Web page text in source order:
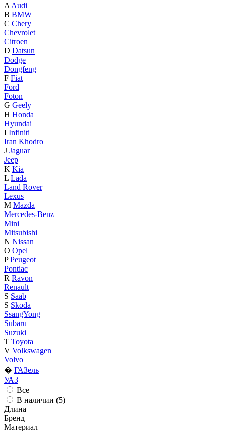
A Audi
B BMW
C Chery
Chevrolet
Citroen
D Datsun
Dodge
Dongfeng
F Fiat
Ford
Foton
G Geely
H Honda
Hyundai
I Infiniti
Iran Khodro
J Jaguar
Jeep
K Kia
L Lada
Land Rover
Lexus
M Mazda
Mercedes-Benz
Mini
Mitsubishi
N Nissan
O Opel
P Peugeot
Pontiac
R Ravon
Renault
S Saab
S Skoda
SsangYong
Subaru
Suzuki
T Toyota
V Volkswagen
Volvo
� ГАЗель
УАЗ
Все
В наличии (5)
Длина
Бренд
Материал